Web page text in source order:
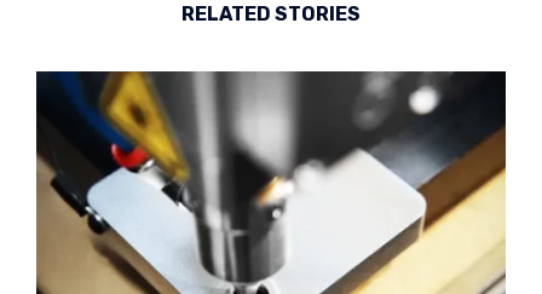
RELATED STORIES